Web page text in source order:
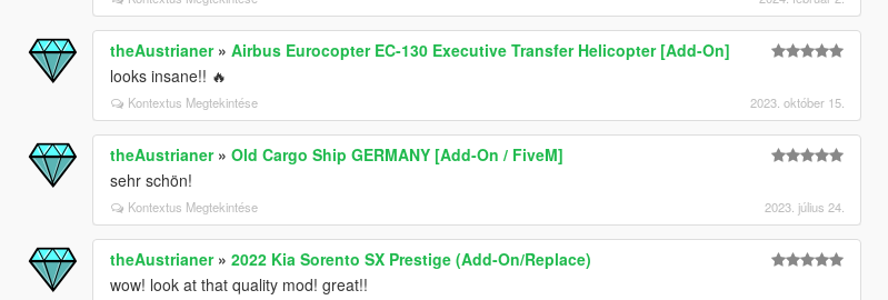
theAustrianer» Airbus Eurocopter EC-130 Executive Transfer Helicopter [Add-On]
looks insane!! 🔥
Kontextus Megtekintése 2023. október 15.
theAustrianer» Old Cargo Ship GERMANY [Add-On / FiveM]
sehr schön!
Kontextus Megtekintése 2023. július 24.
theAustrianer» 2022 Kia Sorento SX Prestige (Add-On/Replace)
wow! look at that quality mod! great!!